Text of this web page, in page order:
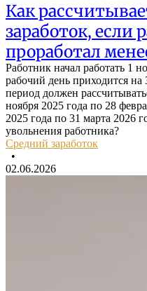
Как
заработок, если
проработал
Работник начал работать 1
рабочий день приходится на
период должен
ноября 2025 года по 28
2025 года по 31 марта 2026
увольнения работника?
Средний заработок
•
02.06.2026